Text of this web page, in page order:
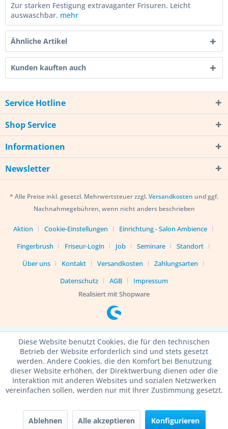
Zur starken Festigung extravaganter Frisuren. Leicht
auswaschbar. mehr
Ähnliche Artikel
Kunden kauften auch
Service Hotline
Shop Service
Informationen
Newsletter
* Alle Preise inkl. gesetzl. Mehrwertsteuer zzgl.Versandkosten und ggf.
Nachnahmegebühren, wenn nicht anders beschrieben
Aktion Cookie-Einstellungen
Einrichtung - Salon Ambience
Fingerbrush
Friseur-Login Job Seminare
Standort
Über uns
Kontakt Versandkosten
Zahlungsarten
Datenschutz
AGB
Impressum
Realisiert mit Shopware
Diese Website benutzt Cookies, die für den technischen
Betrieb der Website erforderlich sind und stets gesetzt
werden. Andere Cookies, die den Komfort bei Benutzung
dieser Website erhöhen, der Direktwerbung dienen oder die
Interaktion mit anderen Websites und sozialen Netzwerken
vereinfachen sollen, werden nur mit Ihrer Zustimmung gesetzt.
Ablehnen Alle akzeptieren Konfigurieren